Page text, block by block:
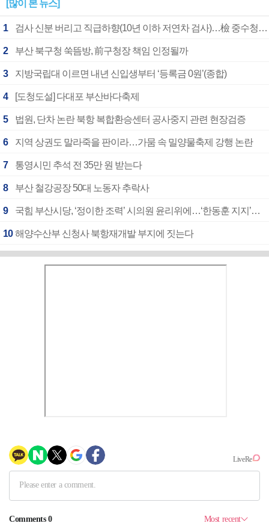
[많이 본 뉴스]
1 검사 신분 버리고 직급하향(10년 이하 저연차 검사)…檢 중수청행 기피
2 부산 북구청 쑥뜸방, 前구청장 책임 인정될까
3 지방국립대 이르면 내년 신입생부터 ‘등록금 0원’(종합)
4 [도청도설] 다대포 부산바다축제
5 법원, 단차 논란 북항 복합환승센터 공사중지 관련 현장검증
6 지역 상권도 말라죽을 판이라…가뭄 속 밀양물축제 강행 논란
7 통영시민 추석 전 35만 원 받는다
8 부산 철강공장 50대 노동자 추락사
9 국힘 부산시당, ‘정이한 조력’ 시의원 윤리위에…‘한동훈 지지’도 신고접수
10 해양수산부 신청사 북항재개발 부지에 짓는다